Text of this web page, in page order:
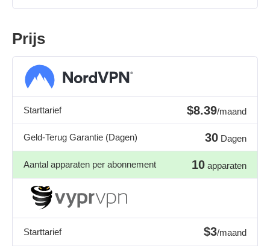
Prijs
Starttarief $8.39/maand
Geld-Terug Garantie (Dagen) 30 Dagen
Aantal apparaten per abonnement 10 apparaten
Starttarief $3/maand